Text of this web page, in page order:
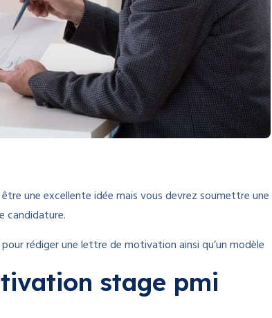
une excellente idée mais vous devrez soumettre une
candidature.
rédiger une lettre de motivation ainsi qu’un modèle
stage pmi